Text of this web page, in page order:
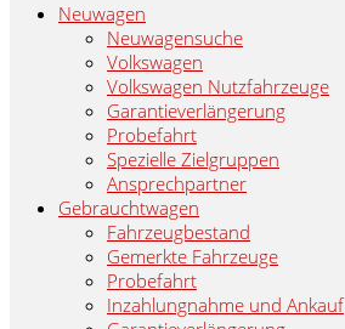
Neuwagen
Neuwagensuche
Volkswagen
Volkswagen Nutzfahrzeuge
Garantieverlängerung
Probefahrt
Spezielle Zielgruppen
Ansprechpartner
Gebrauchtwagen
Fahrzeugbestand
Gemerkte Fahrzeuge
Probefahrt
Inzahlungnahme und Ankauf